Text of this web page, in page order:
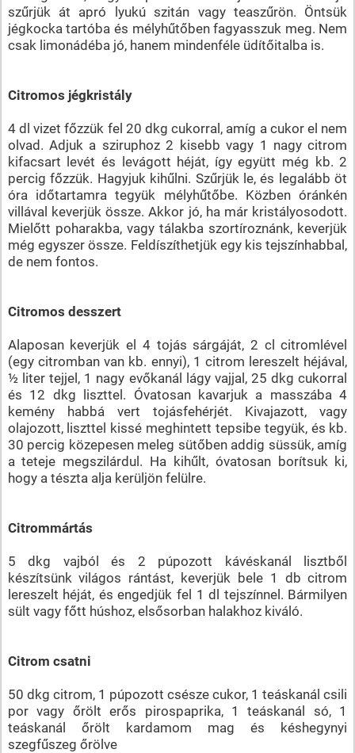
szűrjük át apró lyukú szitán vagy teaszűrön. Öntsük
jégkocka tartóba és mélyhűtőben fagyasszuk meg. Nem
csak limonádéba jó, hanem mindenféle üdítőitalba is.
Citromos jégkristály
4 dl vizet főzzük fel 20 dkg cukorral, amíg a cukor el nem
olvad. Adjuk a sziruphoz 2 kisebb vagy 1 nagy citrom
kifacsart levét és levágott héját, így együtt még kb. 2
percig főzzük. Hagyjuk kihűlni. Szűrjük le, és legalább öt
óra időtartamra tegyük mélyhűtőbe. Közben óránkén
villával keverjük össze. Akkor jó, ha már kristályosodott.
Mielőtt poharakba, vagy tálakba szortíroznánk, keverjük
még egyszer össze. Feldíszíthetjük egy kis tejszínhabbal,
de nem fontos.
Citromos desszert
Alaposan keverjük el 4 tojás sárgáját, 2 cl citromlével
(egy citromban van kb. ennyi), 1 citrom lereszelt héjával,
½ liter tejjel, 1 nagy evőkanál lágy vajjal, 25 dkg cukorral
és 12 dkg liszttel. Óvatosan kavarjuk a masszába 4
kemény habbá vert tojásfehérjét. Kivajazott, vagy
olajozott, liszttel kissé meghintett tepsibe tegyük, és kb.
30 percig közepesen meleg sütőben addig süssük, amíg
a teteje megszilárdul. Ha kihűlt, óvatosan borítsuk ki,
hogy a tészta alja kerüljön felülre.
Citrommártás
5 dkg vajból és 2 púpozott kávéskanál lisztből
készítsünk világos rántást, keverjük bele 1 db citrom
lereszelt héját, és engedjük fel 1 dl tejszínnel. Bármilyen
sült vagy főtt húshoz, elsősorban halakhoz kiváló.
Citrom csatni
50 dkg citrom, 1 púpozott csésze cukor, 1 teáskanál csili
por vagy őrölt erős pirospaprika, 1 teáskanál só, 1
teáskanál őrölt kardamom mag és késhegynyi
szegfűszeg őrölve